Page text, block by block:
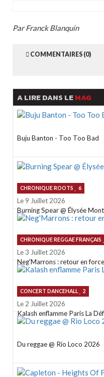
Par Franck Blanquin
COMMENTAIRES (0)
A LIRE DANS LEMAG
Buju Banton - Too Too Bad
CHRONIQUE ROOTS 6
Le 9 Juillet 2026
Burning Spear @ Élysée
CHRONIQUE REGGAE FRANÇAIS
Le 3 Juillet 2026
Neg'Marrons : retour en force
CONCERT DANCEHALL 2
Le 2 Juillet 2026
Kalash enflamme Paris La
Du reggae @ Rio Loco 2026